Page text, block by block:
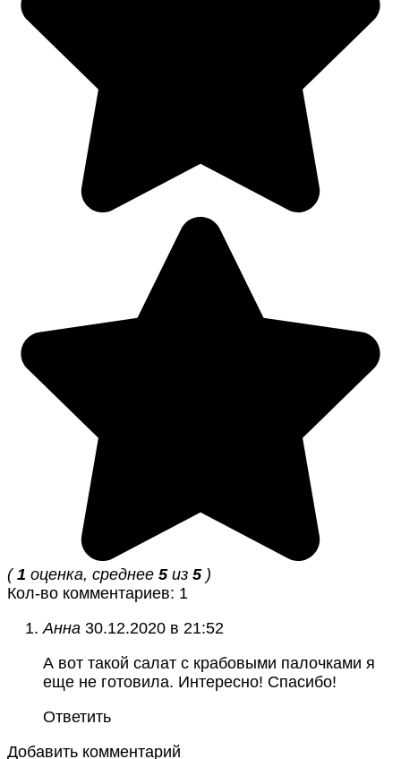
(1 оценка, среднее 5из 5)
Кол-во комментариев: 1
Анна 30.12.2020 в 21:52
А вот такой салат с крабовыми палочками я
еще не готовила. Интересно! Спасибо!
Ответить
Добавить комментарий